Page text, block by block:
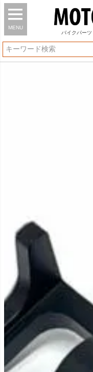
MENU
バイク パーツ